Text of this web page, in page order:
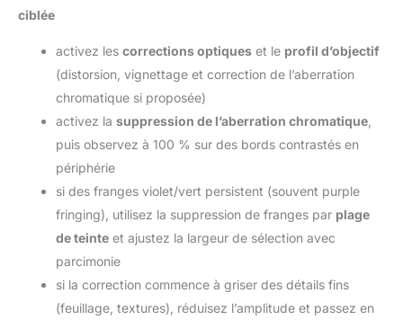
ciblée
activez les corrections optiques et le profil d’objectif
(distorsion, vignettage et correction de l’aberration
chromatique si proposée)
activez la suppression de l’aberration chromatique
puis observez à 100 % sur des bords contrastés en
périphérie
si des franges violet/vert persistent (souvent purple
fringing), utilisez la suppression de franges par plage
de teinte et ajustez la largeur de sélection avec
parcimonie
si la correction commence à griser des détails fins
(feuillage, textures), réduisez l’amplitude et passez en